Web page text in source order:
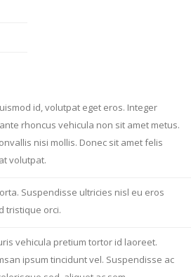
id, volutpat eget eros. Integer
rhoncus vehicula non sit amet metus.
nisi mollis. Donec sit amet felis
volutpat.
Suspendisse ultricies nisl eu eros
tristique orci.
vehicula pretium tortor id laoreet.
ipsum tincidunt vel. Suspendisse ac